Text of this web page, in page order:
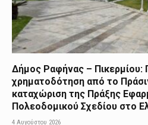
Δήμος Ραφήνας –
χρηματοδότηση από το
καταχώριση της Πράξης
Πολεοδομικού Σχεδίου στο
4 Αυγούστου 2026